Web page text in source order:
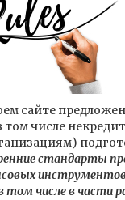
сайте
том числе
стандарты
том числе в части